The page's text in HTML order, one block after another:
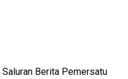
Saluran Berita Pemersatu